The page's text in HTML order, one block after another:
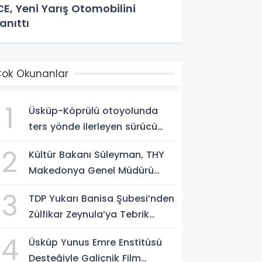
Yeni Yarış Otomobilini
Okunanlar
1
Üsküp-Köprülü otoyolunda
ters yönde ilerleyen sürücü
2
Kültür Bakanı Süleyman, THY
Makedonya Genel Müdürü
3
TDP Yukarı Banisa Şubesi’nden
Zülfikar Zeynula’ya Tebrik
4
Üsküp Yunus Emre Enstitüsü
Desteğiyle Galiçnik Film